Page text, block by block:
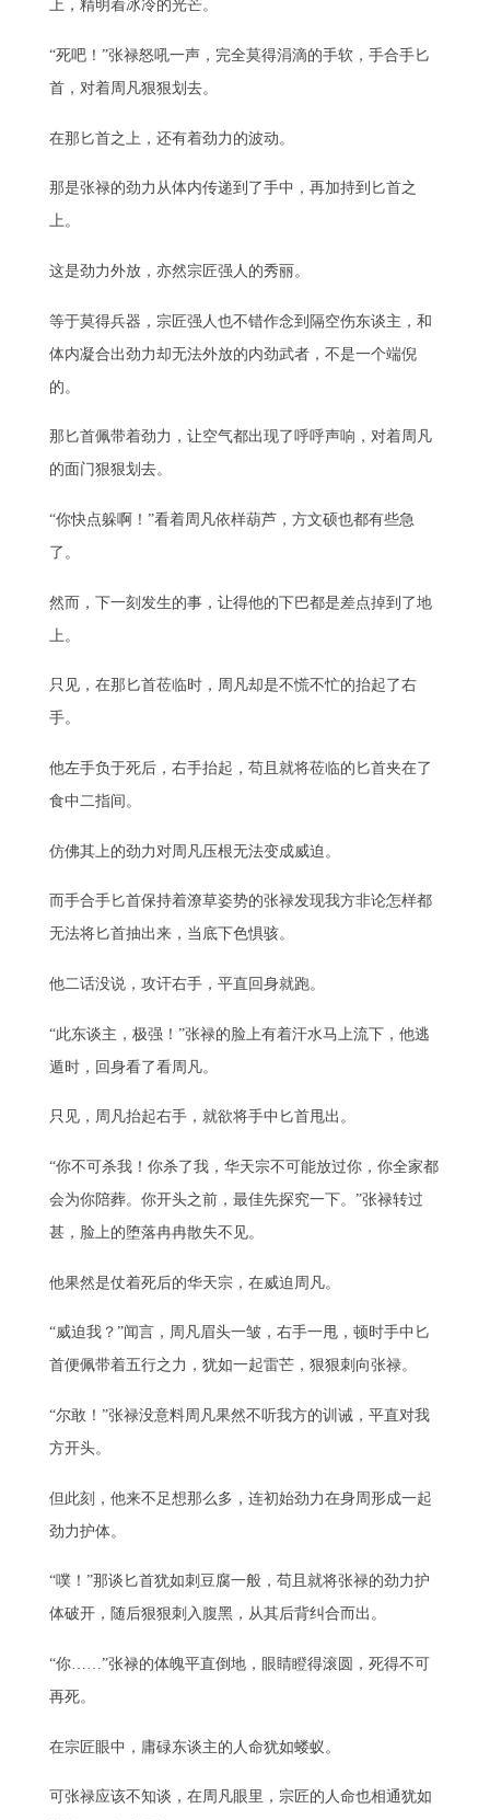
上，精明着冰冷的光芒。
“死吧！”张禄怒吼一声，完全莫得涓滴的手软，手合手匕
首，对着周凡狠狠划去。
在那匕首之上，还有着劲力的波动。
那是张禄的劲力从体内传递到了手中，再加持到匕首之
上。
这是劲力外放，亦然宗匠强人的秀丽。
等于莫得兵器，宗匠强人也不错作念到隔空伤东谈主，和
体内凝合出劲力却无法外放的内劲武者，不是一个端倪
的。
那匕首佩带着劲力，让空气都出现了呼呼声响，对着周凡
的面门狠狠划去。
“你快点躲啊！”看着周凡依样葫芦，方文硕也都有些急
了。
然而，下一刻发生的事，让得他的下巴都是差点掉到了地
上。
只见，在那匕首莅临时，周凡却是不慌不忙的抬起了右
手。
他左手负于死后，右手抬起，苟且就将莅临的匕首夹在了
食中二指间。
仿佛其上的劲力对周凡压根无法变成威迫。
而手合手匕首保持着潦草姿势的张禄发现我方非论怎样都
无法将匕首抽出来，当底下色惧骇。
他二话没说，攻讦右手，平直回身就跑。
“此东谈主，极强！”张禄的脸上有着汗水马上流下，他逃
遁时，回身看了看周凡。
只见，周凡抬起右手，就欲将手中匕首甩出。
“你不可杀我！你杀了我，华天宗不可能放过你，你全家都
会为你陪葬。你开头之前，最佳先探究一下。”张禄转过
甚，脸上的堕落冉冉散失不见。
他果然是仗着死后的华天宗，在威迫周凡。
“威迫我？”闻言，周凡眉头一皱，右手一甩，顿时手中匕
首便佩带着五行之力，犹如一起雷芒，狠狠刺向张禄。
“尔敢！”张禄没意料周凡果然不听我方的训诫，平直对我
方开头。
但此刻，他来不足想那么多，连初始劲力在身周形成一起
劲力护体。
“噗！”那谈匕首犹如刺豆腐一般，苟且就将张禄的劲力护
体破开，随后狠狠刺入腹黑，从其后背纠合而出。
“你……”张禄的体魄平直倒地，眼睛瞪得滚圆，死得不可
再死。
在宗匠眼中，庸碌东谈主的人命犹如蝼蚁。
可张禄应该不知谈，在周凡眼里，宗匠的人命也相通犹如